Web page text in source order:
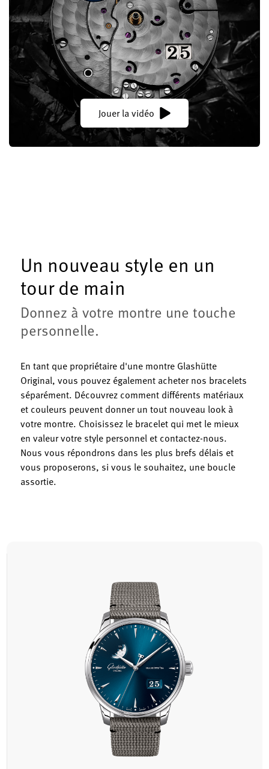
Jouer la vidéo
Un nouveau style en un
tour de main
Donnez à votre montre une touche
personnelle.
En tant que propriétaire d'une montre Glashütte
Original, vous pouvez également acheter nos bracelets
séparément. Découvrez comment différents matériaux
et couleurs peuvent donner un tout nouveau look à
votre montre. Choisissez le bracelet qui met le mieux
en valeur votre style personnel et contactez-nous.
Nous vous répondrons dans les plus brefs délais et
vous proposerons, si vous le souhaitez, une boucle
assortie.